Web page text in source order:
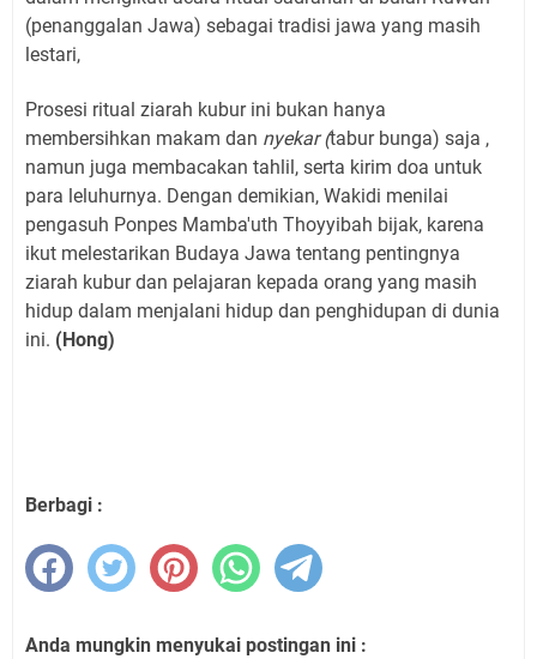
(penanggalan Jawa) sebagai tradisi jawa yang masih
lestari,
Prosesi ritual ziarah kubur ini bukan hanya
membersihkan makam dan nyekar (tabur bunga) saja ,
namun juga membacakan tahlil, serta kirim doa untuk
para leluhurnya. Dengan demikian, Wakidi menilai
pengasuh Ponpes Mamba'uth Thoyyibah bijak, karena
ikut melestarikan Budaya Jawa tentang pentingnya
ziarah kubur dan pelajaran kepada orang yang masih
hidup dalam menjalani hidup dan penghidupan di dunia
ini. (Hong)
Berbagi :
Anda mungkin menyukai postingan ini :